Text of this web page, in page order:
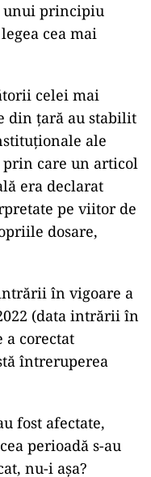
unui principiu
cea mai
celei mai
din țară au stabilit
ale
prin care un articol
era declarat
pe viitor de
dosare,
în vigoare a
(data intrării în
a corectat
întreruperea
fost afectate,
perioadă s-au
nu-i așa?